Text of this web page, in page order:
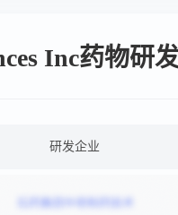
Inc药物研
研发企业